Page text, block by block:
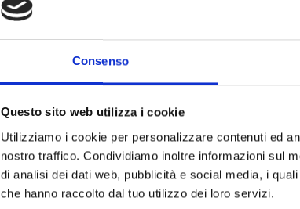
Consenso
Questo sito web utilizza i cookie
Utilizziamo i cookie per personalizzare contenuti ed
nostro traffico. Condividiamo inoltre informazioni sul
di analisi dei dati web, pubblicità e social media, i
che hanno raccolto dal tuo utilizzo dei loro servizi.